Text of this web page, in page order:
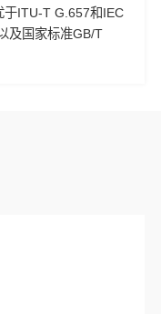
于ITU-T G.657和IEC
及国家标准GB/T